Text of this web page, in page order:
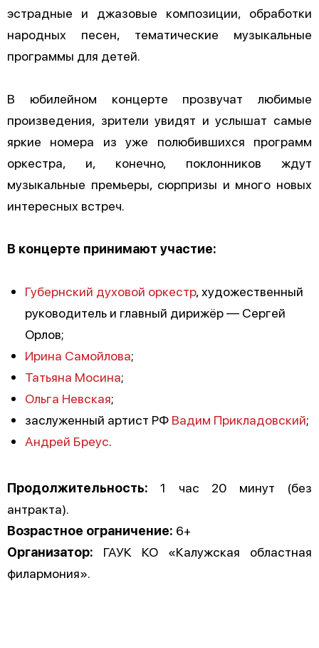
эстрадные и джазовые композиции, обработки
народных песен, тематические музыкальные
программы для детей.
В юбилейном концерте прозвучат любимые
произведения, зрители увидят и услышат самые
яркие номера из уже полюбившихся программ
оркестра, и, конечно, поклонников ждут
музыкальные премьеры, сюрпризы и много новых
интересных встреч.
В концерте принимают участие:
Губернский духовой оркестр, художественный
руководитель и главный дирижёр — Сергей
Орлов;
Ирина Самойлова;
Татьяна Мосина;
Ольга Невская;
заслуженный артист РФ Вадим Прикладовский;
Андрей Бреус
Продолжительность: 1 час 20 минут (без
антракта).
Возрастное ограничение: 6+
Организатор: ГАУК КО «Калужская областная
филармония».